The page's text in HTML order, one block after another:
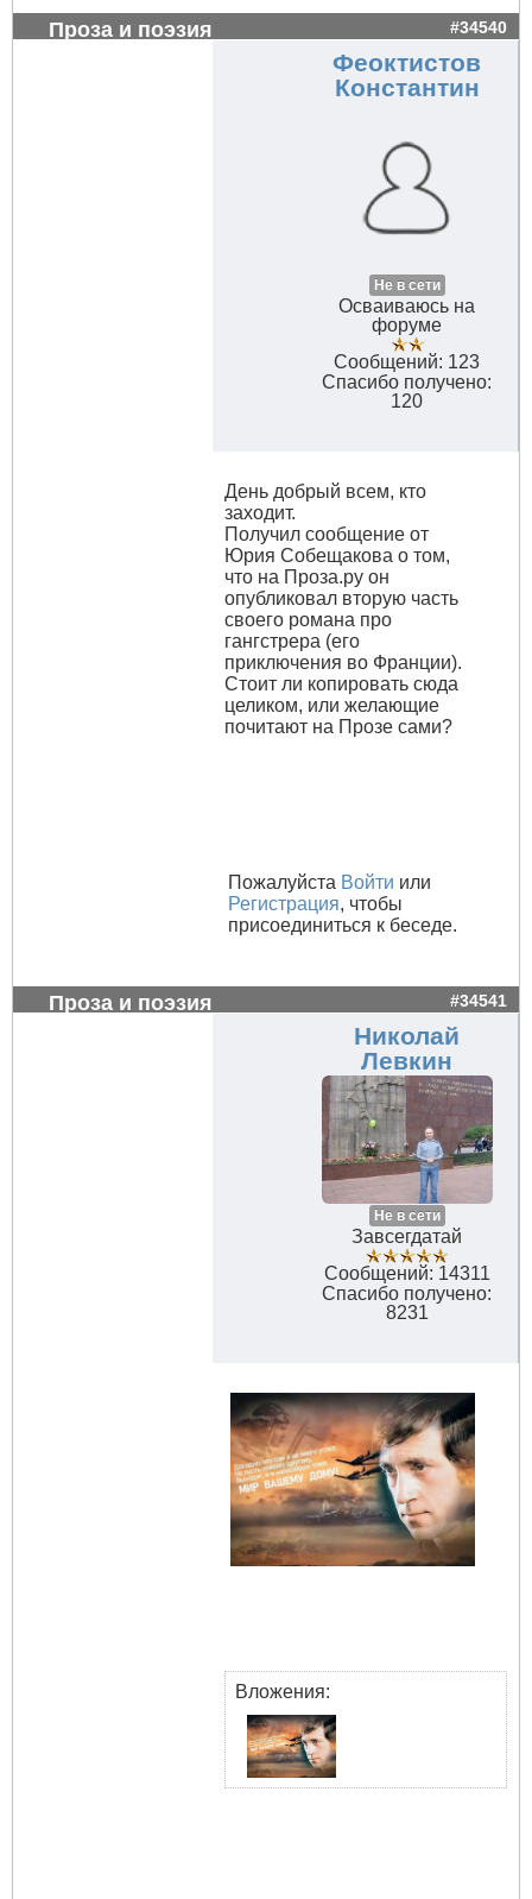
Проза и поэзия #34540
Феоктистов
Константин
Не в сети
Осваиваюсь на
форуме
Сообщений: 123
Спасибо получено:
120
День добрый всем, кто
заходит.
Получил сообщение от
Юрия Собещакова о том,
что на Проза.ру он
опубликовал вторую часть
своего романа про
гангстрера (его
приключения во Франции).
Стоит ли копировать сюда
целиком, или желающие
почитают на Прозе сами?
Пожалуйста Войти или
Регистрация, чтобы
присоединиться к беседе.
Проза и поэзия #34541
Николай
Левкин
Не в сети
Завсегдатай
Сообщений: 14311
Спасибо получено:
8231
Вложения: